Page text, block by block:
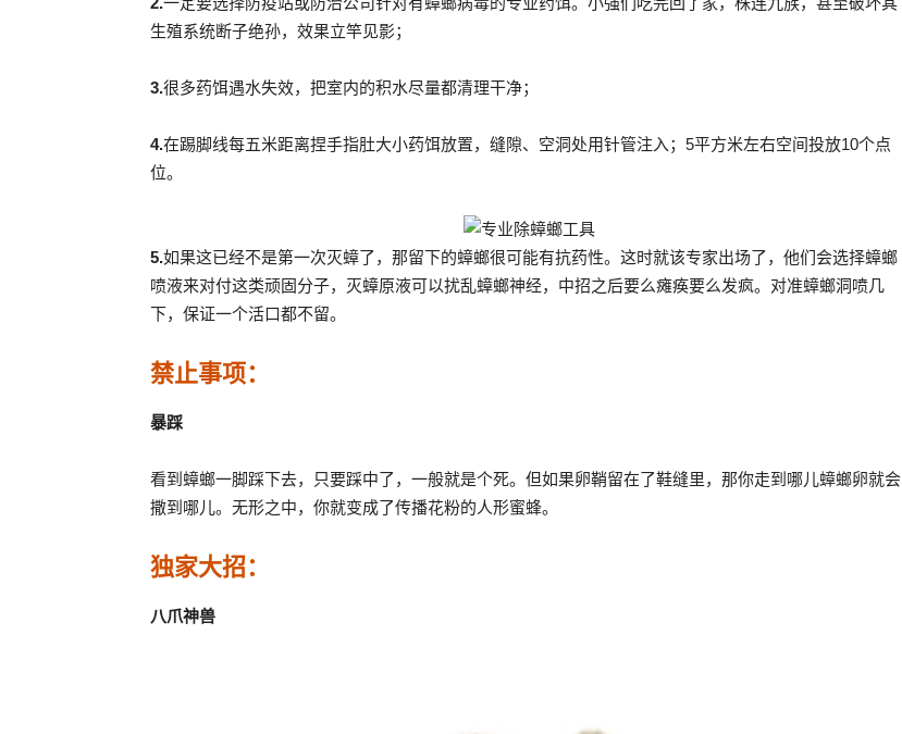
生殖系统断子绝孙，效果立竿见影；
3.很多药饵遇水失效，把室内的积水尽量都清理干净；
4.在踢脚线每五米距离捏手指肚大小药饵放置，缝隙、空洞处用针管注入；5平方米左右空间投放10个点
位。
5.如果这已经不是第一次灭蟑了，那留下的蟑螂很可能有抗药性。这时就该专家出场了，他们会选择蟑螂
喷液来对付这类顽固分子，灭蟑原液可以扰乱蟑螂神经，中招之后要么瘫痪要么发疯。对准蟑螂洞喷几
下，保证一个活口都不留。
禁止事项：
暴踩
看到蟑螂一脚踩下去，只要踩中了，一般就是个死。但如果卵鞘留在了鞋缝里，那你走到哪儿蟑螂卵就会
撒到哪儿。无形之中，你就变成了传播花粉的人形蜜蜂。
独家大招：
八爪神兽